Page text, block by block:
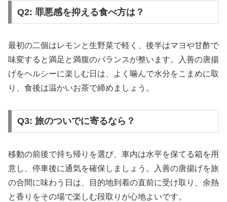
Q2: 罪悪感を抑える食べ方は？
最初の二個はレモンと生野菜で軽く、後半はマヨや甘酢で
味変すると満足と満腹のバランスが整います。入善の唐揚
げをヘルシーに楽しむ日は、よく噛んで水分をこまめに取
り、食後は温かいお茶で締めましょう。
Q3: 旅のついでに寄るなら？
移動の前後で持ち帰りを選び、車内は水平を保てる箱を用
意し、停車後に通気を確保しましょう。入善の唐揚げを旅
の合間に味わう日は、目的地到着の直前に受け取り、余熱
と香りをその場で楽しむ段取りが心地よいです。